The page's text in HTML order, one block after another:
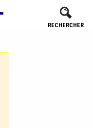
RECHERCHER